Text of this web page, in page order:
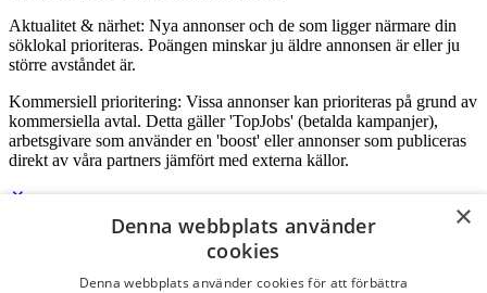
Aktualitet & närhet: Nya annonser och de som ligger närmare din
söklokal prioriteras. Poängen minskar ju äldre annonsen är eller ju
större avståndet är.
Kommersiell prioritering: Vissa annonser kan prioriteras på grund av
kommersiella avtal. Detta gäller 'TopJobs' (betalda kampanjer),
arbetsgivare som använder en 'boost' eller annonser som publiceras
direkt av våra partners jämfört med externa källor.
Logga in som företag
×
Denna webbplats använder
cookies
Denna webbplats använder cookies för att förbättra